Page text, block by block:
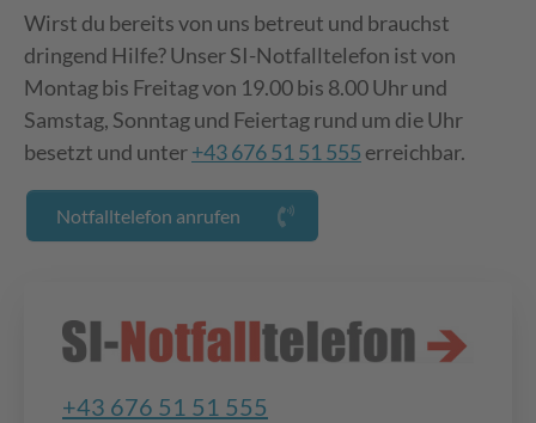
Wirst du bereits von uns betreut und brauchst
dringend Hilfe? Unser SI-Notfalltelefon ist von
Montag bis Freitag von 19.00 bis 8.00 Uhr und
Samstag, Sonntag und Feiertag rund um die Uhr
besetzt und unter+43 676 51 51 555 erreichbar.
Notfalltelefon anrufen
+43 676 51 51 555